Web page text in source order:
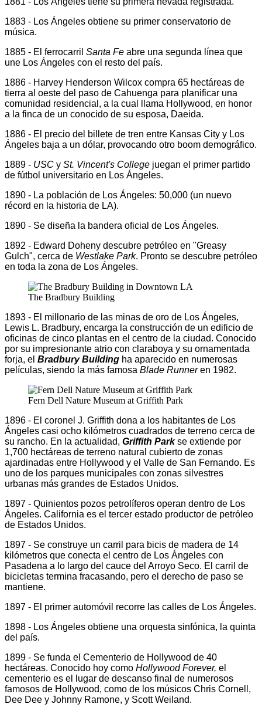
1883 - Los Ángeles obtiene su primer conservatorio de
música.
1885 - El ferrocarril Santa Fe abre una segunda línea que
une Los Ángeles con el resto del país.
1886 - Harvey Henderson Wilcox compra 65 hectáreas de
tierra al oeste del paso de Cahuenga para planificar una
comunidad residencial, a la cual llama Hollywood, en honor
a la finca de un conocido de su esposa, Daeida.
1886 - El precio del billete de tren entre Kansas City y Los
Ángeles baja a un dólar, provocando otro boom demográfico.
1889 - USC y St. Vincent's College juegan el primer partido
de fútbol universitario en Los Ángeles.
1890 - La población de Los Ángeles: 50,000 (un nuevo
récord en la historia de LA).
1890 - Se diseña la bandera oficial de Los Ángeles.
1892 - Edward Doheny descubre petróleo en "Greasy
Gulch", cerca de Westlake Park. Pronto se descubre petróleo
en toda la zona de Los Ángeles.
The Bradbury Building
1893 - El millonario de las minas de oro de Los Ángeles,
Lewis L. Bradbury, encarga la construcción de un edificio de
oficinas de cinco plantas en el centro de la ciudad. Conocido
por su impresionante atrio con claraboya y su ornamentada
forja, el Bradbury Building ha aparecido en numerosas
películas, siendo la más famosa Blade Runneren 1982.
Fern Dell Nature Museum at Griffith Park
1896 - El coronel J. Griffith dona a los habitantes de Los
Ángeles casi ocho kilómetros cuadrados de terreno cerca de
su rancho. En la actualidad, Griffith Park se extiende por
1,700 hectáreas de terreno natural cubierto de zonas
ajardinadas entre Hollywood y el Valle de San Fernando. Es
uno de los parques municipales con zonas silvestres
urbanas más grandes de Estados Unidos.
1897 - Quinientos pozos petrolíferos operan dentro de Los
Ángeles. California es el tercer estado productor de petróleo
de Estados Unidos.
1897 - Se construye un carril para bicis de madera de 14
kilómetros que conecta el centro de Los Ángeles con
Pasadena a lo largo del cauce del Arroyo Seco. El carril de
bicicletas termina fracasando, pero el derecho de paso se
mantiene.
1897 - El primer automóvil recorre las calles de Los Ángeles.
1898 - Los Ángeles obtiene una orquesta sinfónica, la quinta
del país.
1899 - Se funda el Cementerio de Hollywood de 40
hectáreas. Conocido hoy como Hollywood Forever, el
cementerio es el lugar de descanso final de numerosos
famosos de Hollywood, como de los músicos Chris Cornell,
Dee Dee y Johnny Ramone, y Scott Weiland.